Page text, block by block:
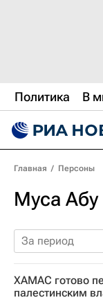
Политика В
Главная / Персоны
Муса
За период
ХАМАС готово
палестинским